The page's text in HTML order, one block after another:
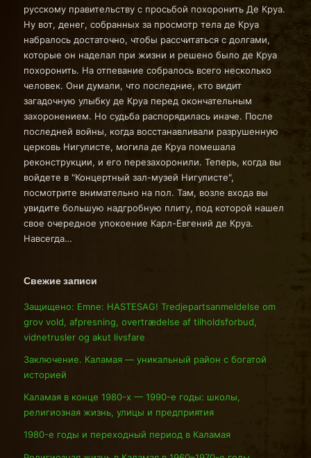
русскому правительству с просьбой похоронить Де Круа.
Ну вот, денег, собранных за просмотр тела де Круа
набралось достаточно, чтобы рассчитаться с долгами,
которые он наделал при жизни и решено было де Круа
похоронить. На отпевание собралось всего несколько
человек. Они думали, что последние, кто видит
загадочную улыбку де Круа перед окончательным
захоронением. Но судьба распорядилась иначе. После
последней войны, когда восстанавливали разрушенную
церковь Нигулисте, могила де Круа помешала
реконструкции, и его перезахоронили. Теперь, когда вы
войдете в "Концертный зал-музей Нигулисте",
посмотрите внимательно на пол. Там, возле входа вы
увидите большую надгробную плиту, под которой нашел
свое очередное упокоение Карл-Евгений де Круа.
Навсегда…
Свежие записи
Защищено: Emne: HASTESAG! Tredjepartsanmeldelse om
grov vold, afpresning, overtrædelse af tilholdsforbud,
vidnetrusler og akut livsfare
Заключение. Каламая — уникальный район с богатой
историей
Каламая в конце 1980-х — 1990-е годы: школы,
религиозная жизнь, улицы и предприятия
1980-е годы и переходный период в Каламая